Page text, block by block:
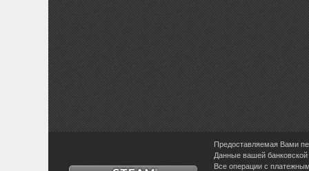
Предоставляемая Вами
Данные вашей
Все операции с